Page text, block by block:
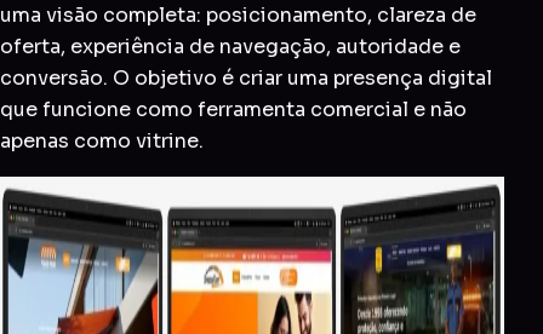
uma visão completa: posicionamento, clareza de
oferta, experiência de navegação, autoridade e
conversão. O objetivo é criar uma presença digital
que funcione como ferramenta comercial e não
apenas como vitrine.